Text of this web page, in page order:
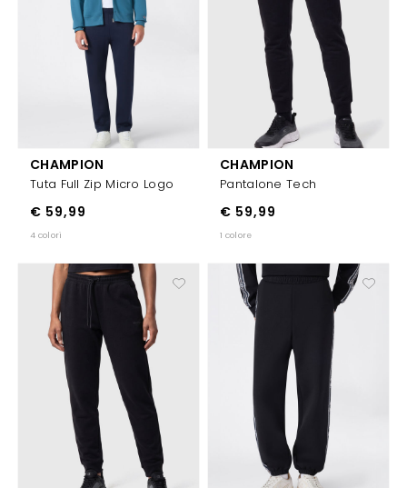
CHAMPION
Tuta Full Zip Micro Logo
€ 59,99
4 colori
CHAMPION
Pantalone Tech
€ 59,99
1 colore